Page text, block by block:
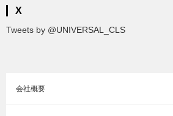
X
Tweets by @UNIVERSAL_CLS
会社概要